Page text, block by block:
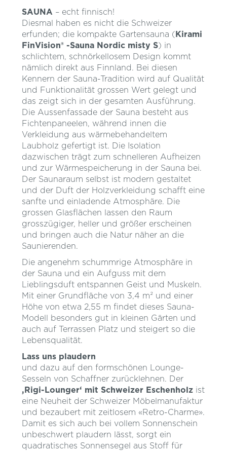
SAUNA – echt finnisch!
Diesmal haben es nicht die Schweizer
erfunden; die kompakte Gartensauna ( Kirami
FinVision® -Sauna Nordic misty S) in
schlichtem, schnörkellosem Design kommt
nämlich direkt aus Finnland. Bei diesen
Kennern der Sauna-Tradition wird auf Qualität
und Funktionalität grossen Wert gelegt und
das zeigt sich in der gesamten Ausführung.
Die Aussenfassade der Sauna besteht aus
Fichtenpaneelen, während innen die
Verkleidung aus wärmebehandeltem
Laubholz gefertigt ist. Die Isolation
dazwischen trägt zum schnelleren Aufheizen
und zur Wärmespeicherung in der Sauna bei.
Der Saunaraum selbst ist modern gestaltet
und der Duft der Holzverkleidung schafft eine
sanfte und einladende Atmosphäre. Die
grossen Glasflächen lassen den Raum
grosszügiger, heller und größer erscheinen
und bringen auch die Natur näher an die
Saunierenden.
Die angenehm schummrige Atmosphäre in
der Sauna und ein Aufguss mit dem
Lieblingsduft entspannen Geist und Muskeln.
Mit einer Grundfläche von 3,4 m² und einer
Höhe von etwa 2,55 m findet dieses Sauna-
Modell besonders gut in kleinen Gärten und
auch auf Terrassen Platz und steigert so die
Lebensqualität.
Lass uns plaudern
und dazu auf den formschönen Lounge-
Sesseln von Schaffner zurücklehnen. Der
‚Rigi-Lounger‘ mit Schweizer Eschenholzist
eine Neuheit der Schweizer Möbelmanufaktur
und bezaubert mit zeitlosem «Retro-Charme».
Damit es sich auch bei vollem Sonnenschein
unbeschwert plaudern lässt, sorgt ein
quadratisches Sonnensegel aus Stoff für